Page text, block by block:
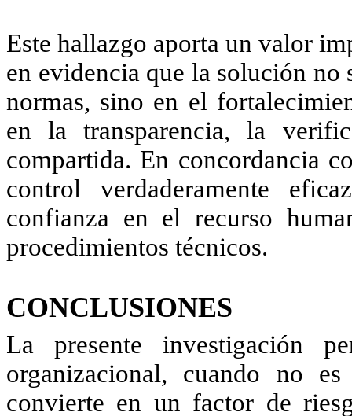
Este hallazgo aporta un valor
en evidencia que la solución no
normas, sino en el
en la transparencia, la
compartida. En concordancia
control verdaderamente
confianza en el recurso
procedimientos técnicos.
CONCLUSIONES
La presente investigación
organizacional, cuando no
convierte en un factor de